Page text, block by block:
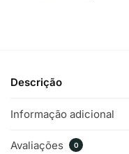
Descrição
Informação adicional
Avaliações 0